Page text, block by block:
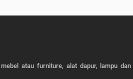
atau furniture, alat dapur, lampu dan